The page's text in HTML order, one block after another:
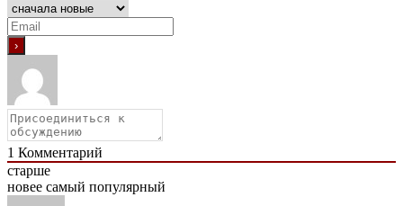
1 Комментарий
старше
новее самый популярный